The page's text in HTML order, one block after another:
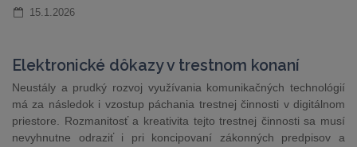
15.1.2026
Elektronické dôkazy v trestnom konaní
Neustály a prudký rozvoj využívania komunikačných technológií
má za následok i vzostup páchania trestnej činnosti v digitálnom
priestore. Rozmanitosť a kreativita tejto trestnej činnosti sa musí
nevyhnutne odraziť i pri koncipovaní zákonných predpisov a